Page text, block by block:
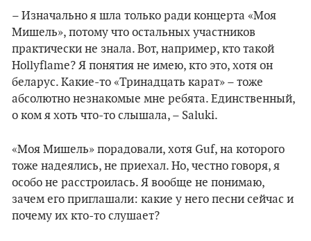
– Изначально я шла только ради концерта «Моя
Мишель», потому что остальных участников
практически не знала. Вот, например, кто такой
Hollyflame? Я понятия не имею, кто это, хотя он
беларус. Какие-то «Тринадцать карат» – тоже
абсолютно незнакомые мне ребята. Единственный,
о ком я хоть что-то слышала, – Saluki.
«Моя Мишель» порадовали, хотя Guf, на которого
тоже надеялись, не приехал. Но, честно говоря, я
особо не расстроилась. Я вообще не понимаю,
зачем его приглашали: какие у него песни сейчас и
почему их кто-то слушает?